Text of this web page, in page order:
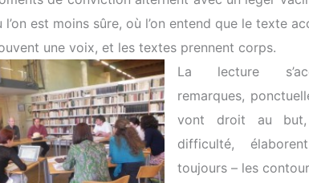
est moins sûre, où l’on entend que le texte
une voix, et les textes prennent corps.
La lecture
remarques,
vont droit au but,
difficulté,
toujours – les